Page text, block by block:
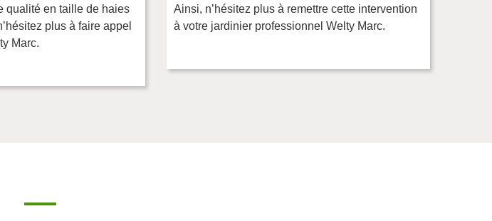
qualité en taille de haies
plus à faire appel
Marc.
Ainsi, n’hésitez plus à remettre cette intervention
à votre jardinier professionnel Welty Marc.